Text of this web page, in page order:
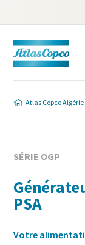
Atlas Copco Algérie
SÉRIE OGP
PSA
Votre